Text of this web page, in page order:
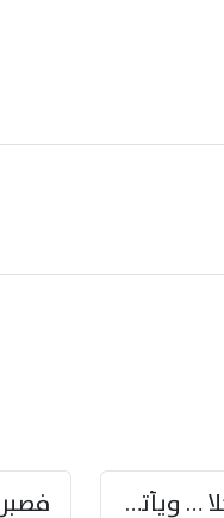
ستبدي لك الأيام ما كنت جاهلا … ويأتيك بالأخبار من لم تزوّد